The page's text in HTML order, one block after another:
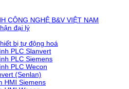
CÔNG NGHỆ B&V VIỆT NAM
đại lý
bị tự động hoá
PLC Slanvert
PLC Siemens
PLC Wecon
(Senlan)
HMI Siemens